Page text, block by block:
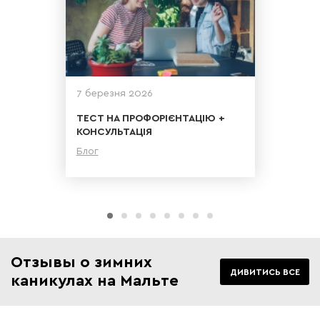
7 березня 2026
ТЕСТ НА ПРОФОРІЄНТАЦІЮ +
КОНСУЛЬТАЦІЯ
Блог
Отзывы о зимних
каникулах на Мальте
ДИВИТИСЬ ВСЕ